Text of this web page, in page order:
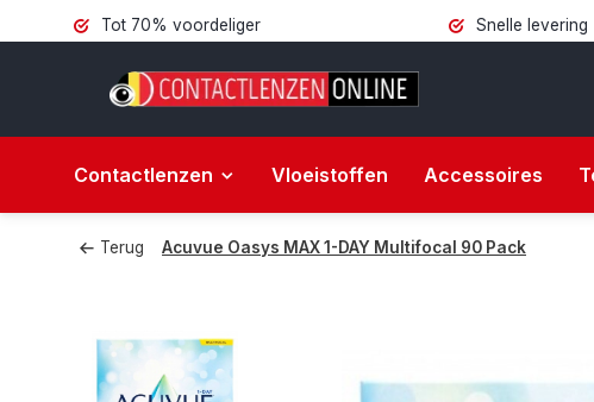
Tot 70% voordeliger Snelle levering
Contactlenzen Vloeistoffen Accessoires
Terug Acuvue Oasys MAX 1-DAY Multifocal 90 Pack